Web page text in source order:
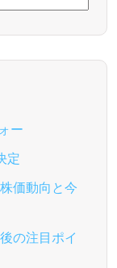
ー
定
価動向と今
の注目ポイ